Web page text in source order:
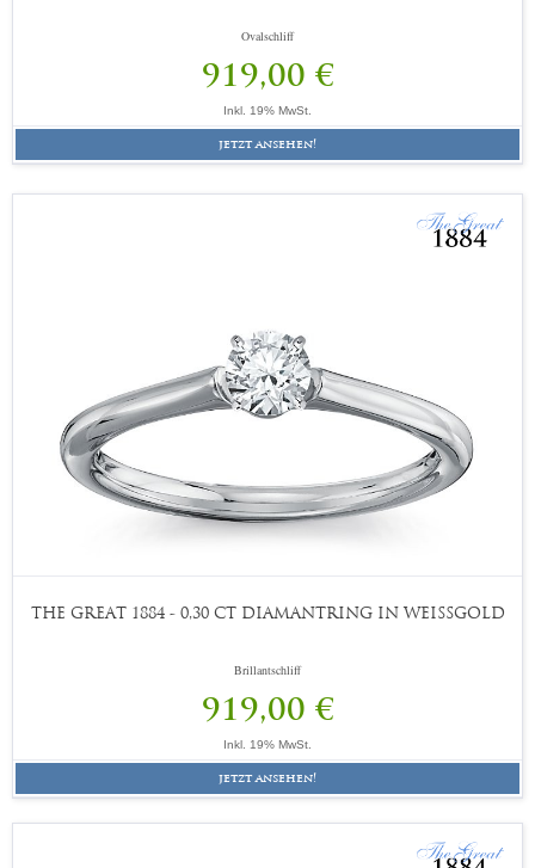
Ovalschliff
919,00 €
Inkl. 19% MwSt.
jetzt ansehen!
THE GREAT 1884 - 0,30 CT DIAMANTRING IN WEISSGOLD
Brillantschliff
919,00 €
Inkl. 19% MwSt.
jetzt ansehen!